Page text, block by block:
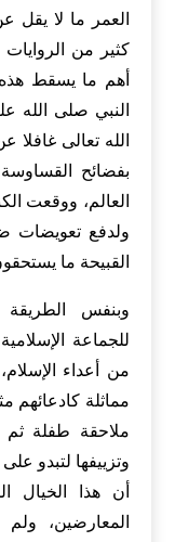
كثير من
أهم ما يسقط
النبي صلى الله
الله تعالى
بفضائح
العالم، ووقعت
ولدفع تعويضات
القبيحة ما
وبنفس
للجماعة
من أعداء
مماثلة كادعائهم
ملاحقة طفلة ثم
وتزييفها لتبدو
أن هذا الخيال
المعارضين،